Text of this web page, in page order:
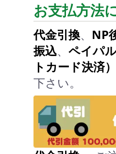
お支払方法
代金引換、 NP
振込、 ペイパ
トカード決済）
下さい。